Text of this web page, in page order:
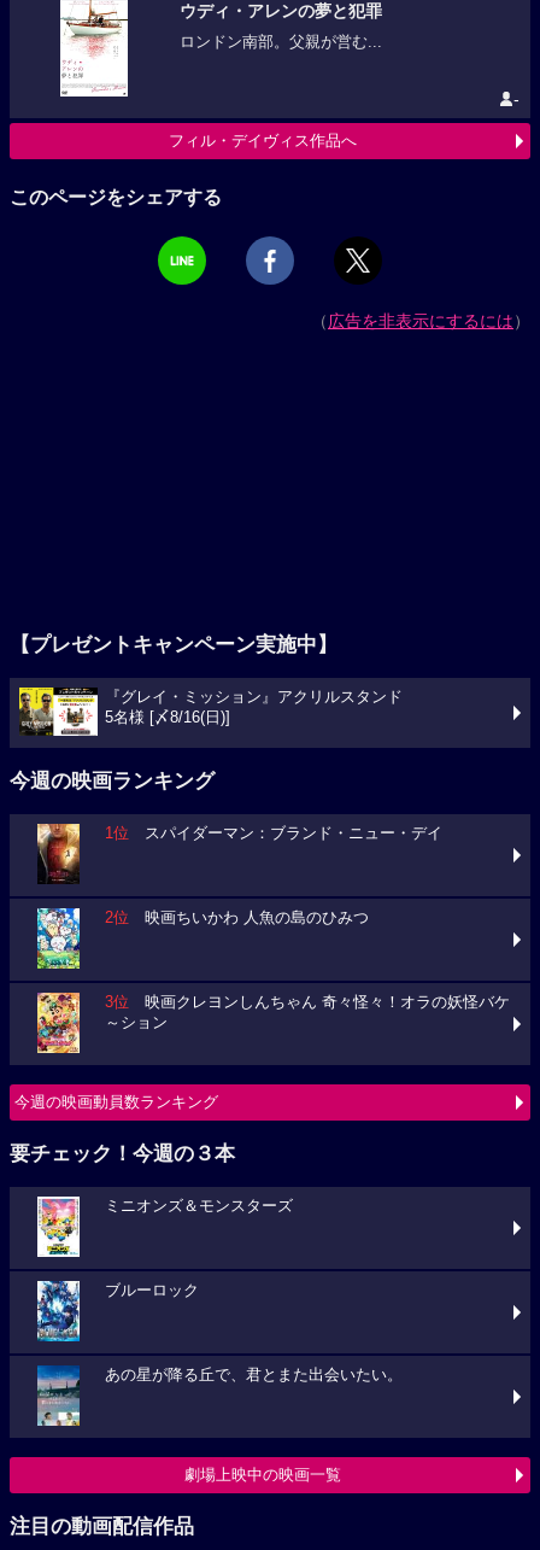
ウディ・アレンの夢と犯罪
ロンドン南部。父親が営む...
-
フィル・デイヴィス作品へ
このページをシェアする
（広告を非表示にするには）
【プレゼントキャンペーン実施中】
『グレイ・ミッション』アクリルスタンド
5名様 [〆8/16(日)]
今週の映画ランキング
1位 スパイダーマン：ブランド・ニュー・デイ
2位 映画ちいかわ 人魚の島のひみつ
3位 映画クレヨンしんちゃん 奇々怪々！オラの妖怪バケ
～ション
今週の映画動員数ランキング
要チェック！今週の３本
ミニオンズ＆モンスターズ
ブルーロック
あの星が降る丘で、君とまた出会いたい。
劇場上映中の映画一覧
注目の動画配信作品